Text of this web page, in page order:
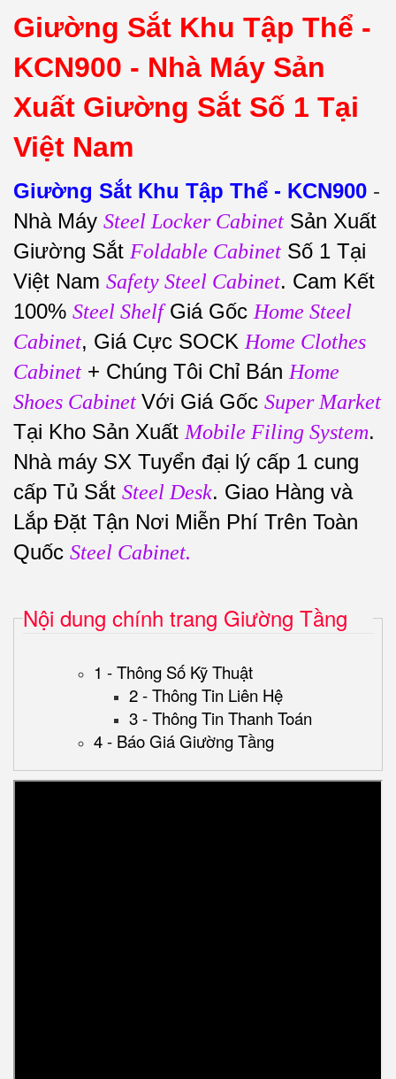
Giường Sắt Khu Tập Thể -
KCN900 - Nhà Máy Sản
Xuất Giường Sắt Số 1 Tại
Việt Nam
Giường Sắt Khu Tập Thể - KCN900 -
Nhà Máy Steel Locker Cabinet Sản Xuất
Giường Sắt Foldable Cabinet Số 1 Tại
Việt Nam Safety Steel Cabinet. Cam Kết
100% Steel ShelfGiá Gốc Home Steel
Cabinet, Giá Cực SOCK Home Clothes
Cabinet + Chúng Tôi Chỉ Bán Home
Shoes Cabinet Với Giá Gốc Super Market
Tại Kho Sản Xuất Mobile Filing System.
Nhà máy SX Tuyển đại lý cấp 1 cung
cấp Tủ Sắt Steel Desk. Giao Hàng và
Lắp Đặt Tận Nơi Miễn Phí Trên Toàn
Quốc Steel Cabinet.
Nội dung chính trang Giường Tầng
1 - Thông Số Kỹ Thuật
2 - Thông Tin Liên Hệ
3 - Thông Tin Thanh Toán
4 - Báo Giá Giường Tầng